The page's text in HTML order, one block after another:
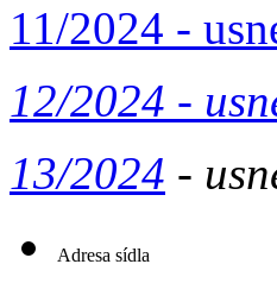
11/2024 -
12/2024 -
13/2024 -
Adresa sídla